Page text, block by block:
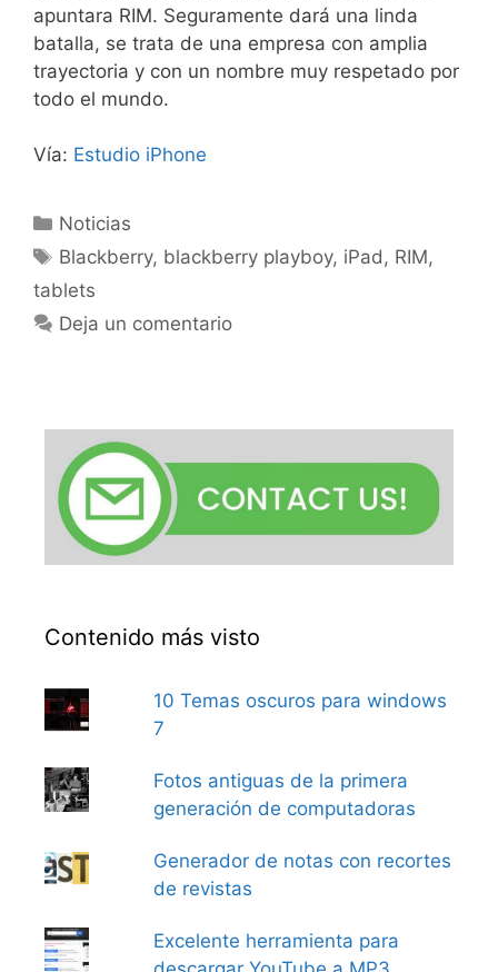
apuntara RIM. Seguramente dará una linda
batalla, se trata de una empresa con amplia
trayectoria y con un nombre muy respetado por
todo el mundo.
Vía: Estudio iPhone
Categorías
Noticias
Etiquetas
Blackberry, blackberry playboy, iPad, RIM,
tablets
Deja un comentario
Contenido más visto
10 Temas oscuros para windows
7
Fotos antiguas de la primera
generación de computadoras
Generador de notas con recortes
de revistas
Excelente herramienta para